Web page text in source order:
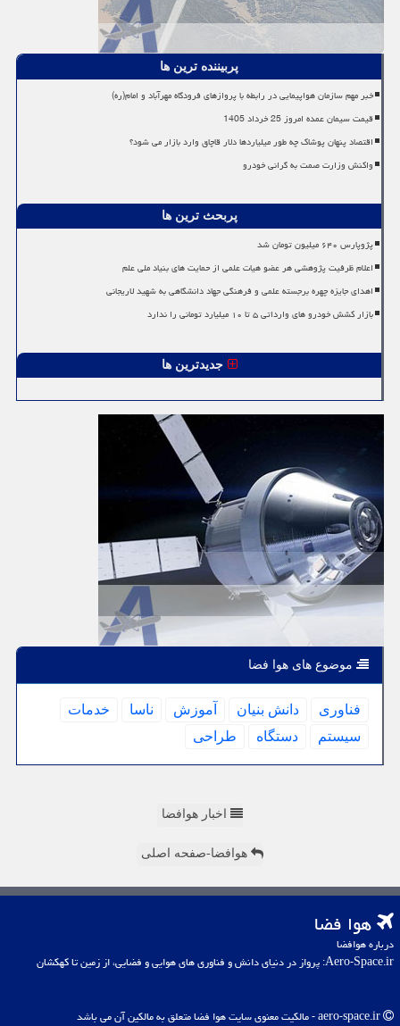
پربیننده ترین ها
خبر مهم سازمان هواپیمایی در رابطه با پروازهای فرودگاه مهرآباد و امام(ره)
قیمت سیمان عمده امروز 25 خرداد 1405
اقتصاد پنهان پوشاک چه طور میلیاردها دلار قاچاق وارد بازار می شود؟
واکنش وزارت صمت به گرانی خودرو
پربحث ترین ها
پژوپارس ۶۴۰ میلیون تومان شد
اعلام ظرفیت پژوهشی هر عضو هیات علمی از حمایت های بنیاد ملی علم
اهدای جایزه چهره برجسته علمی و فرهنگی جهاد دانشگاهی به شهید لاریجانی
بازار کشش خودرو های وارداتی ۵ تا ۱۰ میلیارد تومانی را ندارد
جدیدترین ها
موضوع های هوا فضا
فناوری دانش بنیان آموزش ناسا
خدمات
سیستم
دستگاه طراحی
اخبار هوافضا
هوافضا-صفحه اصلی
هوا فضا
درباره هوافضا
Aero-Space.ir: پرواز در دنیای دانش و فناوری های هوایی و فضایی، از زمین تا کهکشان